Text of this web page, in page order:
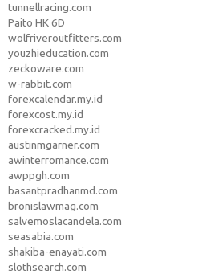
tunnellracing.com
Paito HK 6D
wolfriveroutfitters.com
youzhieducation.com
zeckoware.com
w-rabbit.com
forexcalendar.my.id
forexcost.my.id
forexcracked.my.id
austinmgarner.com
awinterromance.com
awppgh.com
basantpradhanmd.com
bronislawmag.com
salvemoslacandela.com
seasabia.com
shakiba-enayati.com
slothsearch.com